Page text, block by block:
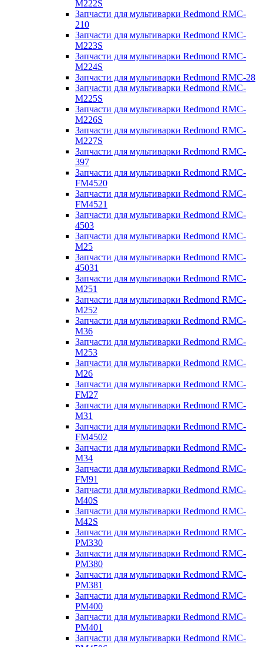
M222S
Запчасти для мультиварки Redmond RMC-
210
Запчасти для мультиварки Redmond RMC-
M223S
Запчасти для мультиварки Redmond RMC-
M224S
Запчасти для мультиварки Redmond RMC-28
Запчасти для мультиварки Redmond RMC-
M225S
Запчасти для мультиварки Redmond RMC-
M226S
Запчасти для мультиварки Redmond RMC-
M227S
Запчасти для мультиварки Redmond RMC-
397
Запчасти для мультиварки Redmond RMC-
FM4520
Запчасти для мультиварки Redmond RMC-
FM4521
Запчасти для мультиварки Redmond RMC-
4503
Запчасти для мультиварки Redmond RMC-
M25
Запчасти для мультиварки Redmond RMC-
45031
Запчасти для мультиварки Redmond RMC-
M251
Запчасти для мультиварки Redmond RMC-
M252
Запчасти для мультиварки Redmond RMC-
M36
Запчасти для мультиварки Redmond RMC-
M253
Запчасти для мультиварки Redmond RMC-
M26
Запчасти для мультиварки Redmond RMC-
FM27
Запчасти для мультиварки Redmond RMC-
M31
Запчасти для мультиварки Redmond RMC-
FM4502
Запчасти для мультиварки Redmond RMC-
M34
Запчасти для мультиварки Redmond RMC-
FM91
Запчасти для мультиварки Redmond RMC-
M40S
Запчасти для мультиварки Redmond RMC-
M42S
Запчасти для мультиварки Redmond RMC-
PM330
Запчасти для мультиварки Redmond RMC-
PM380
Запчасти для мультиварки Redmond RMC-
PM381
Запчасти для мультиварки Redmond RMC-
PM400
Запчасти для мультиварки Redmond RMC-
PM401
Запчасти для мультиварки Redmond RMC-